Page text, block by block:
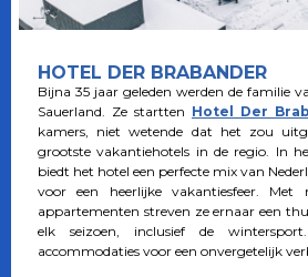
HOTEL DER BRABANDER
Bijna 35 jaar geleden werden de familie
Sauerland. Ze startten Hotel Der
kamers, niet wetende dat het zou
grootste vakantiehotels in de regio. In
biedt het hotel een perfecte mix van
voor een heerlijke vakantiesfeer.
appartementen streven ze ernaar een
elk seizoen, inclusief de
accommodaties voor een onvergetelijk